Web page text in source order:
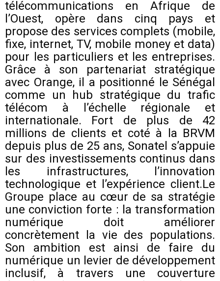
télécommunications en Afrique de
l’Ouest, opère dans cinq pays et
propose des services complets (mobile,
fixe, internet, TV, mobile money et data)
pour les particuliers et les entreprises.
Grâce à son partenariat stratégique
avec Orange, il a positionné le Sénégal
comme un hub stratégique du trafic
télécom à l’échelle régionale et
internationale. Fort de plus de 42
millions de clients et coté à la BRVM
depuis plus de 25 ans, Sonatel s’appuie
sur des investissements continus dans
les infrastructures, l’innovation
technologique et l’expérience client.Le
Groupe place au cœur de sa stratégie
une conviction forte : la transformation
numérique doit améliorer
concrètement la vie des populations.
Son ambition est ainsi de faire du
numérique un levier de développement
inclusif, à travers une couverture